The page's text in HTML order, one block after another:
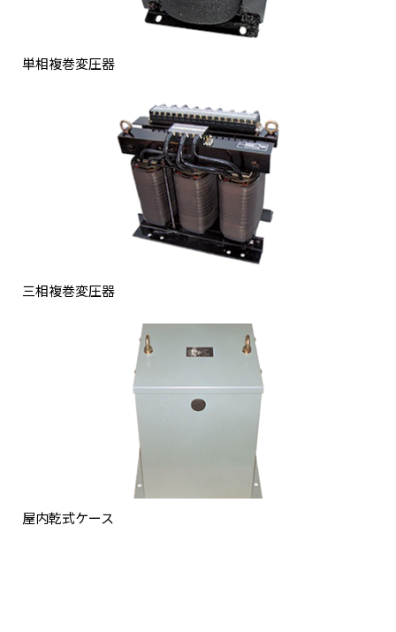
単相複巻変圧器
三相複巻変圧器
屋内乾式ケース